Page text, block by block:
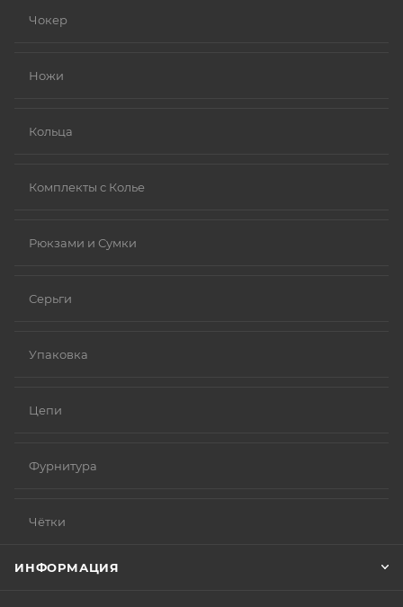
Чокер
Ножи
Кольца
Комплекты с Колье
Рюкзами и Сумки
Серьги
Упаковка
Цепи
Фурнитура
Чётки
ИНФОРМАЦИЯ